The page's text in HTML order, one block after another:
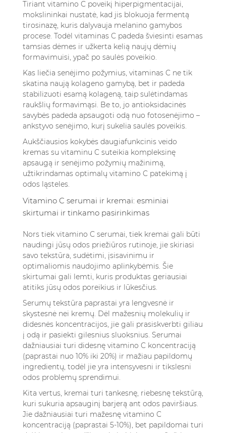
Tiriant vitamino C poveikį hiperpigmentacijai,
mokslininkai nustatė, kad jis blokuoja fermentą
tirosinazę, kuris dalyvauja melanino gamybos
procese. Todėl vitaminas C padeda šviesinti esamas
tamsias dėmes ir užkerta kelią naujų dėmių
formavimuisi, ypač po saulės poveikio.
Kas liečia senėjimo požymius, vitaminas C ne tik
skatina naują kolageno gamybą, bet ir padeda
stabilizuoti esamą kolageną, taip sulėtindamas
raukšlių formavimąsi. Be to, jo antioksidacinės
savybės padeda apsaugoti odą nuo fotosenėjimo –
ankstyvo senėjimo, kurį sukelia saulės poveikis.
Aukščiausios kokybės daugiafunkcinis veido
kremas su vitaminu C suteikia kompleksinę
apsaugą ir senėjimo požymių mažinimą,
užtikrindamas optimalų vitamino C patekimą į
odos ląsteles.
Vitamino C serumai ir kremai: esminiai
skirtumai ir tinkamo pasirinkimas
Nors tiek vitamino C serumai, tiek kremai gali būti
naudingi jūsų odos priežiūros rutinoje, jie skiriasi
savo tekstūra, sudėtimi, įsisavinimu ir
optimaliomis naudojimo aplinkybėmis. Šie
skirtumai gali lemti, kuris produktas geriausiai
atitiks jūsų odos poreikius ir lūkesčius.
Serumų tekstūra paprastai yra lengvesnė ir
skystesnė nei kremų. Dėl mažesnių molekulių ir
didesnės koncentracijos, jie gali prasiskverbti giliau
į odą ir pasiekti gilesnius sluoksnius. Serumai
dažniausiai turi didesnę vitamino C koncentraciją
(paprastai nuo 10% iki 20%) ir mažiau papildomų
ingredientų, todėl jie yra intensyvesni ir tikslesni
odos problemų sprendimui.
Kita vertus, kremai turi tankesnę, riebesnę tekstūrą,
kuri sukuria apsauginį barjerą ant odos paviršiaus.
Jie dažniausiai turi mažesnę vitamino C
koncentraciją (paprastai 5-10%), bet papildomai turi